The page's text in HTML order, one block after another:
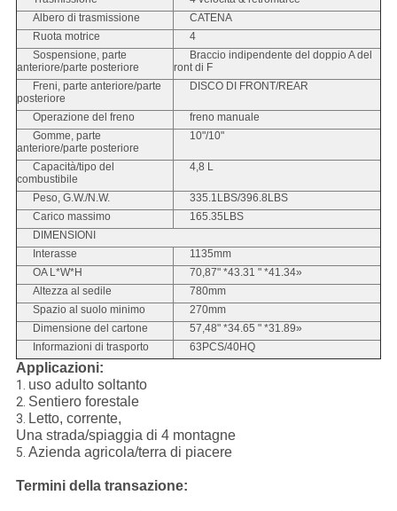
Albero di trasmissione
CATENA
Ruota motrice
4
Sospensione, parte
anteriore/parte posteriore
Braccio indipendente del doppio A del
ront di F
Freni, parte anteriore/parte
posteriore
DISCO DI FRONT/REAR
Operazione del freno
freno manuale
Gomme, parte
anteriore/parte posteriore
10"/10"
Capacità/tipo del
combustibile
4,8 L
Peso, G.W./N.W.
335.1LBS/396.8LBS
Carico massimo
165.35LBS
DIMENSIONI
Interasse
1135mm
OA L*W*H
70,87" *43.31 " *41.34»
Altezza al sedile
780mm
Spazio al suolo minimo
270mm
Dimensione del cartone
57,48" *34.65 " *31.89»
Informazioni di trasporto
63PCS/40HQ
Applicazioni:
1. uso adulto soltanto
2. Sentiero forestale
3. Letto, corrente,
Una strada/spiaggia di 4 montagne
5. Azienda agricola/terra di piacere
Termini della transazione: